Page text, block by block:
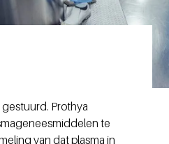
gestuurd. Prothya
te
van dat plasma in